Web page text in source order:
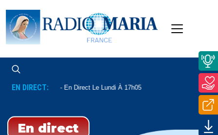
EN DIRECT:
Communautés En Direct Le Lundi À 17h05
En direct